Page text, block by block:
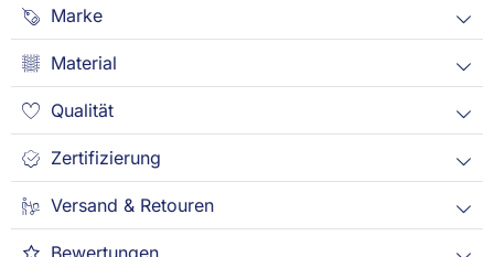
Marke
Material
Qualität
Zertifizierung
Versand & Retouren